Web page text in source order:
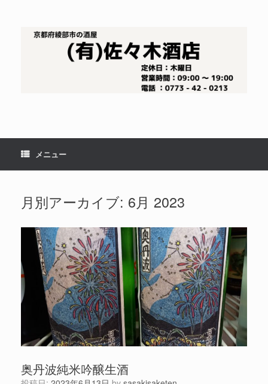
メニュー
月別アーカイブ: 6月 2023
奥丹波純米吟醸生酒